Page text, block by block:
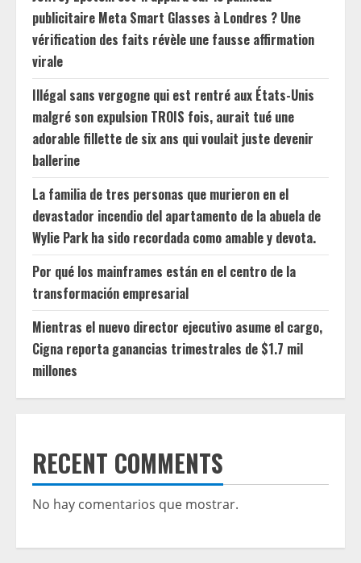
publicitaire Meta Smart Glasses à Londres ? Une
vérification des faits révèle une fausse affirmation
virale
Illégal sans vergogne qui est rentré aux États-Unis
malgré son expulsion TROIS fois, aurait tué une
adorable fillette de six ans qui voulait juste devenir
ballerine
La familia de tres personas que murieron en el
devastador incendio del apartamento de la abuela de
Wylie Park ha sido recordada como amable y devota.
Por qué los mainframes están en el centro de la
transformación empresarial
Mientras el nuevo director ejecutivo asume el cargo,
Cigna reporta ganancias trimestrales de $1.7 mil
millones
RECENT COMMENTS
No hay comentarios que mostrar.